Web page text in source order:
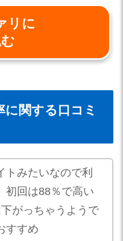
リに
に関する口コミ
トみたいなので利
初回は88％で高い
がっちゃうようで
すすめ